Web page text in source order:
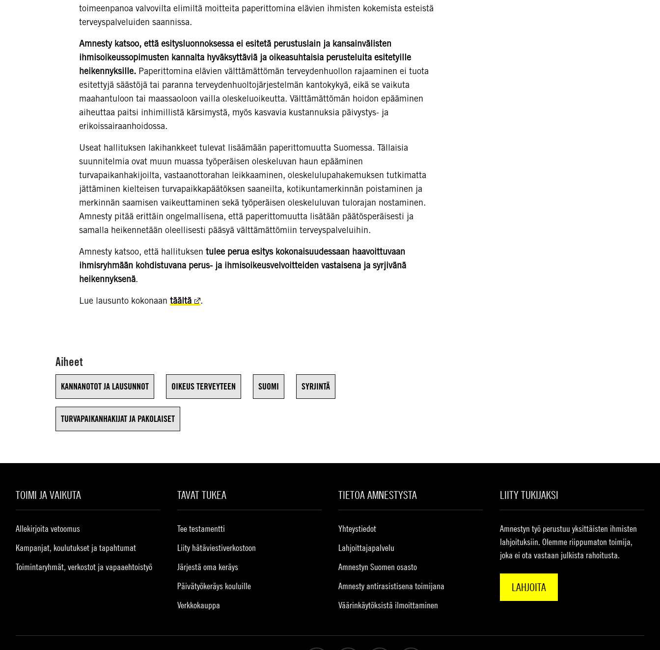
toimeenpanoa valvovilta elimiltä moitteita paperittomina elävien ihmisten kokemista esteistä
terveyspalveluiden saannissa.
Amnesty katsoo, että esitysluonnoksessa ei esitetä perustuslain ja kansainvälisten
ihmisoikeussopimusten kannalta hyväksyttäviä ja oikeasuhtaisia perusteluita esitetyille
heikennyksille. Paperittomina elävien välttämättömän terveydenhuollon rajaaminen ei tuota
esitettyjä säästöjä tai paranna terveydenhuoltojärjestelmän kantokykyä, eikä se vaikuta
maahantuloon tai maassaoloon vailla oleskeluoikeutta. Välttämättömän hoidon epääminen
aiheuttaa paitsi inhimillistä kärsimystä, myös kasvavia kustannuksia päivystys- ja
erikoissairaanhoidossa.
Useat hallituksen lakihankkeet tulevat lisäämään paperittomuutta Suomessa. Tällaisia
suunnitelmia ovat muun muassa työperäisen oleskeluvan haun epääminen
turvapaikanhakijoilta, vastaanottorahan leikkaaminen, oleskelulupahakemuksen tutkimatta
jättäminen kielteisen turvapaikkapäätöksen saaneilta, kotikuntamerkinnän poistaminen ja
merkinnän saamisen vaikeuttaminen sekä työperäisen oleskeluluvan tulorajan nostaminen.
Amnesty pitää erittäin ongelmallisena, että paperittomuutta lisätään päätösperäisesti ja
samalla heikennetään oleellisesti pääsyä välttämättömiin terveyspalveluihin.
Amnesty katsoo, että hallituksen tulee perua esitys kokonaisuudessaan haavoittuvaan
ihmisryhmään kohdistuvana perus- ja ihmisoikeusvelvoitteiden vastaisena ja syrjivänä
heikennyksenä.
Lue lausunto kokonaan täältä .
Aiheet
KANNANOTOT JA LAUSUNNOT OIKEUS TERVEYTEEN SUOMI SYRJINTÄ
TURVAPAIKANHAKIJAT JA PAKOLAISET
TOIMI JA VAIKUTA
Allekirjoita vetoomus
Kampanjat, koulutukset ja tapahtumat
Toimintaryhmät, verkostot ja vapaaehtoistyö
TAVAT TUKEA
Tee testamentti
Liity hätäviestiverkostoon
Järjestä oma keräys
Päivätyökeräys kouluille
Verkkokauppa
TIETOA AMNESTYSTA
Yhteystiedot
Lahjoittajapalvelu
Amnestyn Suomen osasto
Amnesty antirasistisena toimijana
Väärinkäytöksistä ilmoittaminen
LIITY TUKIJAKSI
Amnestyn työ perustuu yksittäisten ihmisten
lahjoituksiin. Olemme riippumaton toimija,
joka ei ota vastaan julkista rahoitusta.
LAHJOITA